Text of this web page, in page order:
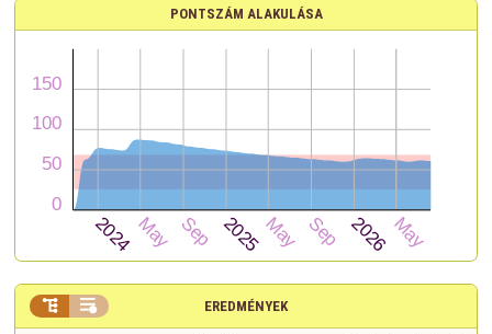
PONTSZÁM ALAKULÁSA
EREDMÉNYEK
 